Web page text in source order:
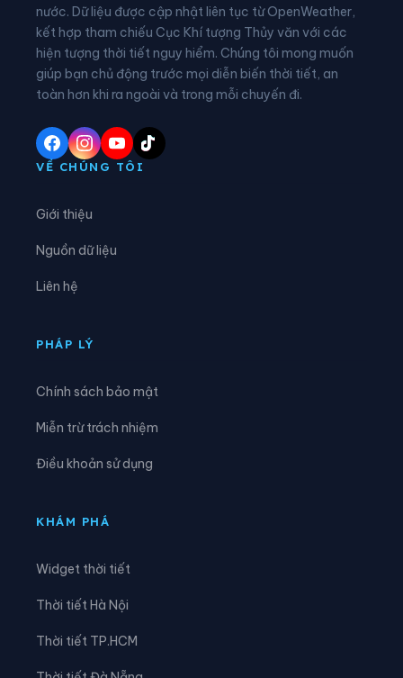
Xã Al Bá Xã Ân Hảo
Xã An Hòa Xã An Lão
Xã An Lương Xã An Nhơn Tây
Xã An Toàn
Xã An Vinh
Xã Canh Liên
Xã Cửu An
nước. Dữ liệu được cập nhật liên tục từ OpenWeather,
kết hợp tham chiếu Cục Khí tượng Thủy văn với các
hiện tượng thời tiết nguy hiểm. Chúng tôi mong muốn
giúp bạn chủ động trước mọi diễn biến thời tiết, an
toàn hơn khi ra ngoài và trong mỗi chuyến đi.
VỀ CHÚNG TÔI
Giới thiệu
Nguồn dữ liệu
Liên hệ
PHÁP LÝ
Chính sách bảo mật
Miễn trừ trách nhiệm
Điều khoản sử dụng
KHÁM PHÁ
Widget thời tiết
Thời tiết Hà Nội
Thời tiết TP.HCM